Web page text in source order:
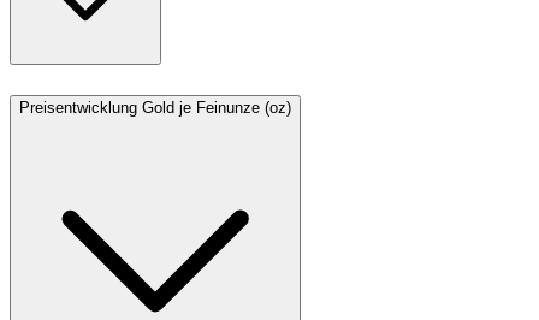
Preisentwicklung Gold je Feinunze (oz)